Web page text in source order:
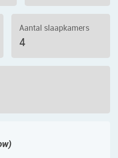
Aantal slaapkamers
4